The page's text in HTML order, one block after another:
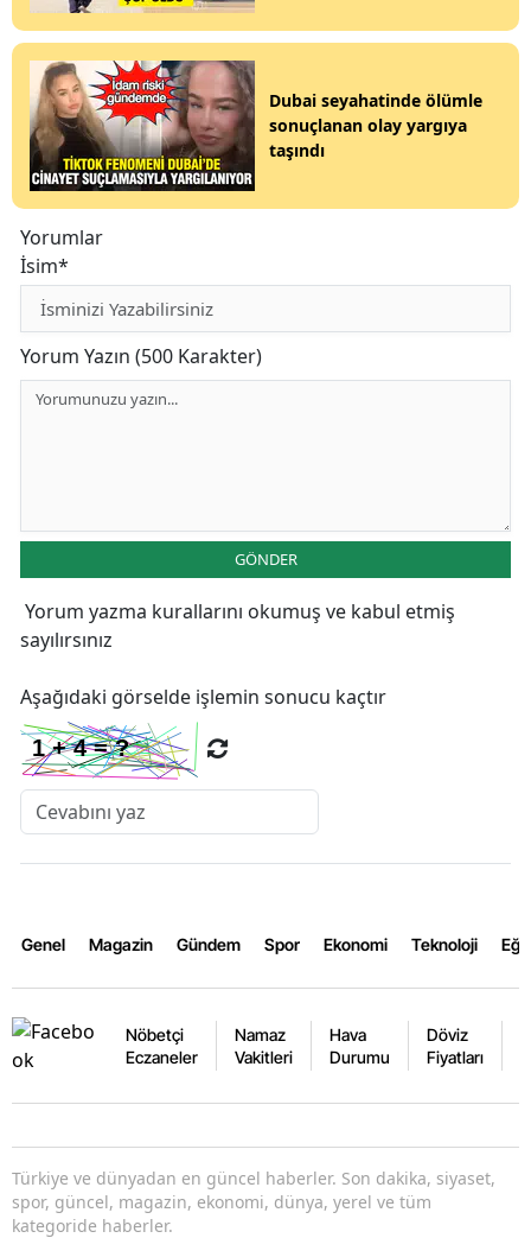
Dubai seyahatinde ölümle
sonuçlanan olay yargıya
taşındı
Yorumlar
İsim*
Yorum Yazın (500 Karakter)
GÖNDER
Yorum yazma kurallarını okumuş ve kabul etmiş
sayılırsınız
Aşağıdaki görselde işlemin sonucu kaçtır
Genel Magazin Gündem Spor Ekonomi Teknoloji
Nöbetçi
Eczaneler
Namaz
Vakitleri
Hava
Durumu
Döviz
Fiyatları
Türkiye ve dünyadan en güncel haberler. Son dakika, siyaset,
spor, güncel, magazin, ekonomi, dünya, yerel ve tüm
kategoride haberler.